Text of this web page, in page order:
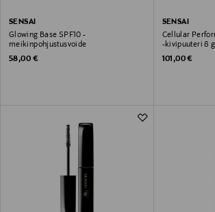
SENSAI
Glowing Base SPF10 -
meikinpohjustusvoide
Original Price
58,00 €
SENSAI
Cellular
-kivipuuteri 8 g
Original Price
101,00 €